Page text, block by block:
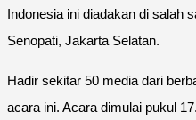
Indonesia ini diadakan di salah
Senopati, Jakarta Selatan.
Hadir sekitar 50 media dari
acara ini. Acara dimulai pukul